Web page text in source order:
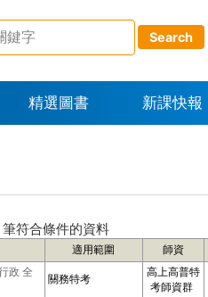
精選圖書 新課快報
符合條件的資料
適用範圍 師資
政 全
關務特考
高上高普特
考師資群